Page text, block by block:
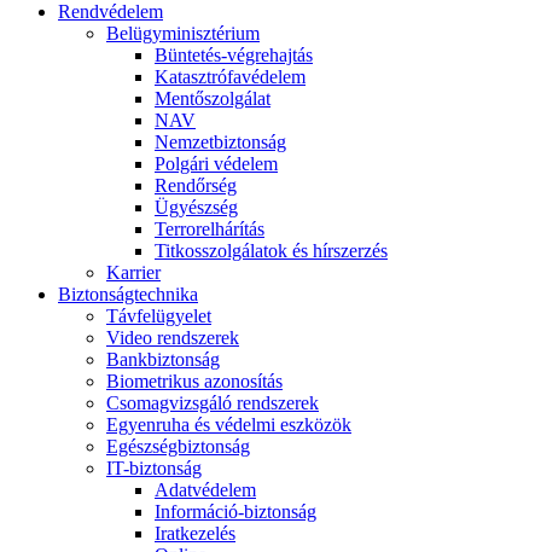
Rendvédelem
Belügyminisztérium
Büntetés-végrehajtás
Katasztrófavédelem
Mentőszolgálat
NAV
Nemzetbiztonság
Polgári védelem
Rendőrség
Ügyészség
Terrorelhárítás
Titkosszolgálatok és hírszerzés
Karrier
Biztonságtechnika
Távfelügyelet
Video rendszerek
Bankbiztonság
Biometrikus azonosítás
Csomagvizsgáló rendszerek
Egyenruha és védelmi eszközök
Egészségbiztonság
IT-biztonság
Adatvédelem
Információ-biztonság
Iratkezelés